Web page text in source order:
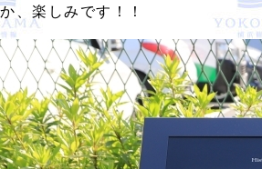
、楽しみです！！